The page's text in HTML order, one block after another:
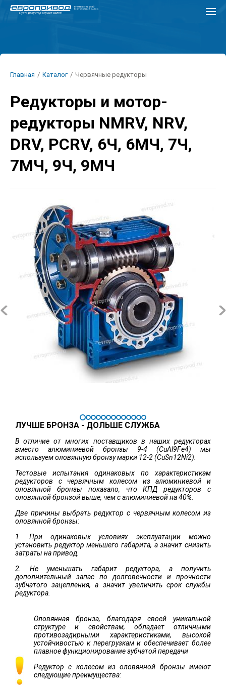
Перейти
Строка
Главная / Каталог / Червячные редукторы
Редукторы и мотор-
редукторы NMRV, NRV,
DRV, PCRV, 6Ч, 6МЧ, 7Ч,
7МЧ, 9Ч, 9МЧ
ЛУЧШЕ БРОНЗА - ДОЛЬШЕ СЛУЖБА
В отличие от многих поставщиков в наших редукторах
вместо алюминиевой бронзы 9-4 (CuAl9Fe4) мы
используем оловянную бронзу марки 12-2 (CuSn12Ni2).
Тестовые испытания одинаковых по характеристикам
редукторов с червячным колесом из алюминиевой и
оловянной бронзы показало, что КПД редукторов с
оловянной бронзой выше, чем с алюминиевой на 40%.
Две причины выбрать редуктор с червячным колесом из
оловянной бронзы:
1. При одинаковых условиях эксплуатации можно
установить редуктор меньшего габарита, а значит снизить
затраты на привод.
2. Не уменьшать габарит редуктора, а получить
дополнительный запас по долговечности и прочности
зубчатого зацепления, а значит увеличить срок службы
редуктора.
Оловянная бронза, благодаря своей уникальной
структуре и свойствам, обладает отличными
противозадирными характеристиками, высокой
устойчивостью к перегрузкам и обеспечивает более
плавное функционирование зубчатой передачи
Редуктор с колесом из оловянной бронзы имеют
следующие преимущества: